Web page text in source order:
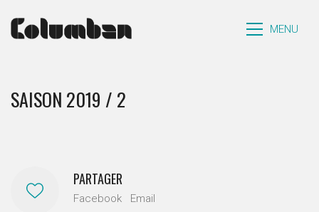
MENU
SAISON 2019 / 2
PARTAGER
Facebook Email